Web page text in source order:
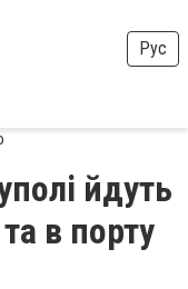
Рус
йдуть
в порту